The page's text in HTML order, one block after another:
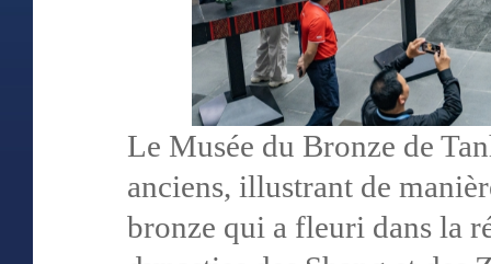
Le Musée du Bronze de
anciens, illustrant de
bronze qui a fleuri dans la